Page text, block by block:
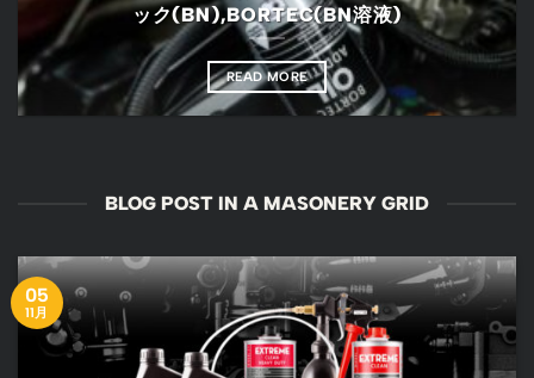
ック(BN),BORTEC(BN溶液)
READ MORE
BLOG POST IN A MASONERY GRID
05
11月